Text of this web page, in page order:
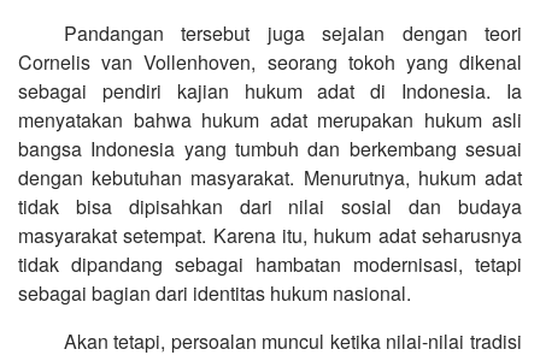
Pandangan tersebut juga sejalan dengan teori
Cornelis van Vollenhoven, seorang tokoh yang dikenal
sebagai pendiri kajian hukum adat di Indonesia. Ia
menyatakan bahwa hukum adat merupakan hukum asli
bangsa Indonesia yang tumbuh dan berkembang sesuai
dengan kebutuhan masyarakat. Menurutnya, hukum adat
tidak bisa dipisahkan dari nilai sosial dan budaya
masyarakat setempat. Karena itu, hukum adat seharusnya
tidak dipandang sebagai hambatan modernisasi, tetapi
sebagai bagian dari identitas hukum nasional.
Akan tetapi, persoalan muncul ketika nilai-nilai tradisi